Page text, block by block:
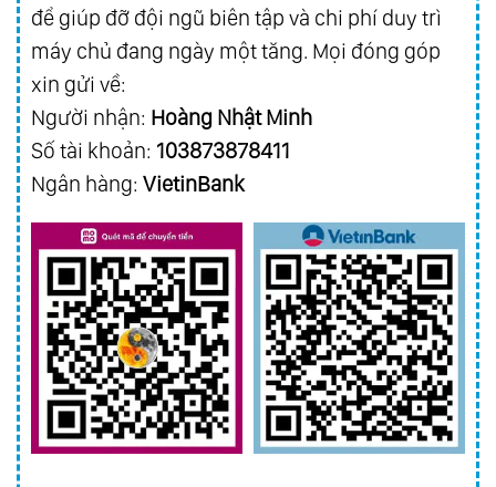
để giúp đỡ đội ngũ biên tập và chi phí duy trì
máy chủ đang ngày một tăng. Mọi đóng góp
xin gửi về:
Người nhận: Hoàng Nhật Minh
Số tài khoản: 103873878411
Ngân hàng: VietinBank